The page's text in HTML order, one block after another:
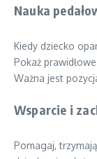
Nauka
Kiedy dziecko
Pokaż
Ważna jest
Wsparcie i
Pomagaj,